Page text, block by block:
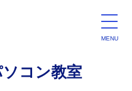
コン教室